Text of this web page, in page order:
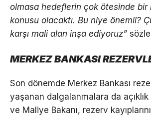
olmasa hedeflerin çok ötesinde bir
konusu olacaktı. Bu niye önemli?
karşı mali alan inşa ediyoruz”
MERKEZ BANKASI
Son dönemde Merkez Bankası
yaşanan dalgalanmalara da
ve Maliye Bakanı, rezerv